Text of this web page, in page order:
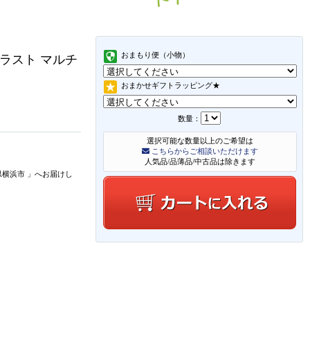
おまもり便（小物）
おまかせギフトラッピング★
数量：
選択可能な数量以上のご希望は
こちらからご相談いただけます
人気品/品薄品/中古品は除きます
スト マルチ
横浜市 」 へお届けし